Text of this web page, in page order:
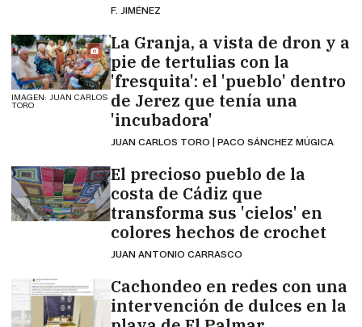
F. JIMÉNEZ
IMAGEN: JUAN CARLOS
TORO
La Granja, a vista de dron y a
pie de tertulias con la
'fresquita': el 'pueblo' dentro
de Jerez que tenía una
'incubadora'
JUAN CARLOS TORO | PACO SÁNCHEZ MÚGICA
El precioso pueblo de la
costa de Cádiz que
transforma sus 'cielos' en
colores hechos de crochet
JUAN ANTONIO CARRASCO
Cachondeo en redes con una
intervención de dulces en la